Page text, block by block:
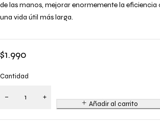
de las manos, mejorar enormemente la eficiencia
una vida útil más larga.
$1.990
Cantidad
Añadir al carrito